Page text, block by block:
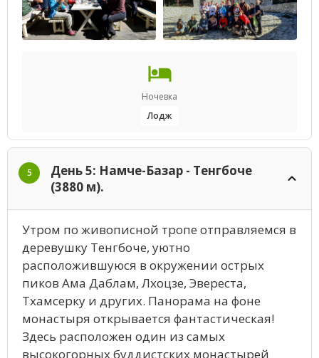
Ночевка
Лодж
5
День 5: Намче-Базар - Тенгбоче
(3880 м).
Утром по живописной тропе отправляемся в
деревушку Тенгбоче, уютно
расположившуюся в окружении острых
пиков Ама Даблам, Лхоцзе, Эвереста,
Тхамсерку и других. Панорама на фоне
монастыря открывается фантастическая!
Здесь расположен один из самых
высокогорных буддистских монастырей